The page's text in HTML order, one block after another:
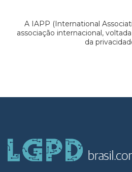
A IAPP (International
associação internacional,
da